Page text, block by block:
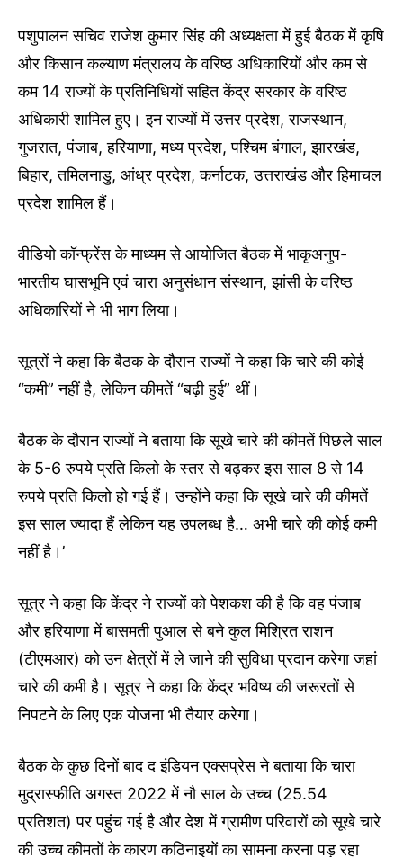
पशुपालन सचिव राजेश कुमार सिंह की अध्यक्षता में हुई बैठक में कृषि
और किसान कल्याण मंत्रालय के वरिष्ठ अधिकारियों और कम से
कम 14 राज्यों के प्रतिनिधियों सहित केंद्र सरकार के वरिष्ठ
अधिकारी शामिल हुए। इन राज्यों में उत्तर प्रदेश, राजस्थान,
गुजरात, पंजाब, हरियाणा, मध्य प्रदेश, पश्चिम बंगाल, झारखंड,
बिहार, तमिलनाडु, आंध्र प्रदेश, कर्नाटक, उत्तराखंड और हिमाचल
प्रदेश शामिल हैं।
वीडियो कॉन्फ्रेंस के माध्यम से आयोजित बैठक में भाकृअनुप-
भारतीय घासभूमि एवं चारा अनुसंधान संस्थान, झांसी के वरिष्ठ
अधिकारियों ने भी भाग लिया।
सूत्रों ने कहा कि बैठक के दौरान राज्यों ने कहा कि चारे की कोई
“कमी” नहीं है, लेकिन कीमतें “बढ़ी हुई” थीं।
बैठक के दौरान राज्यों ने बताया कि सूखे चारे की कीमतें पिछले साल
के 5-6 रुपये प्रति किलो के स्तर से बढ़कर इस साल 8 से 14
रुपये प्रति किलो हो गई हैं। उन्होंने कहा कि सूखे चारे की कीमतें
इस साल ज्यादा हैं लेकिन यह उपलब्ध है… अभी चारे की कोई कमी
नहीं है।’
सूत्र ने कहा कि केंद्र ने राज्यों को पेशकश की है कि वह पंजाब
और हरियाणा में बासमती पुआल से बने कुल मिश्रित राशन
(टीएमआर) को उन क्षेत्रों में ले जाने की सुविधा प्रदान करेगा जहां
चारे की कमी है। सूत्र ने कहा कि केंद्र भविष्य की जरूरतों से
निपटने के लिए एक योजना भी तैयार करेगा।
बैठक के कुछ दिनों बाद द इंडियन एक्सप्रेस ने बताया कि चारा
मुद्रास्फीति अगस्त 2022 में नौ साल के उच्च (25.54
प्रतिशत) पर पहुंच गई है और देश में ग्रामीण परिवारों को सूखे चारे
की उच्च कीमतों के कारण कठिनाइयों का सामना करना पड़ रहा